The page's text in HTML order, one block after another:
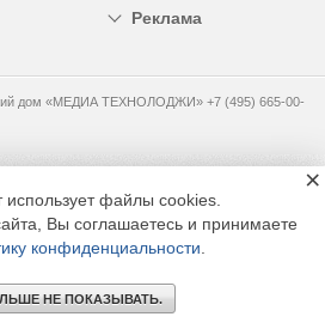
Реклама
дом «МЕДИА ТЕХНОЛОДЖИ» +7 (495) 665-00-
использует файлы cookies.
Вы соглашаетесь и принимаете
конфиденциальности
НЕ ПОКАЗЫВАТЬ.
×